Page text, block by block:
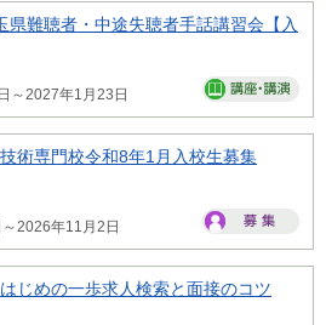
県難聴者・中途失聴者手話講習会【入
～2027年1月23日
術専門校令和8年1月入校生募集
2026年11月2日
じめの一歩求人検索と面接のコツ